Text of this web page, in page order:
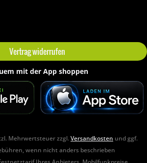
Vertrag widerrufen
mit der App shoppen
Mehrwertsteuer zzgl.Versandkosten und ggf.
wenn nicht anders beschrieben